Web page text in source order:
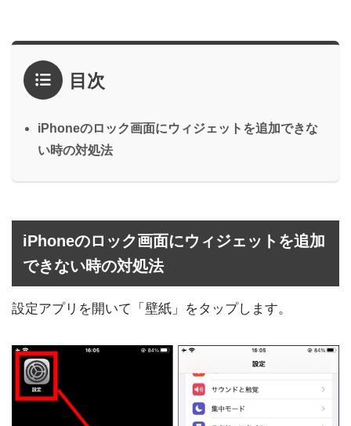
目次
iPhoneのロック画面にウィジェットを追加できな
い時の対処法
iPhoneのロック画面にウィジェットを追加
できない時の対処法
設定アプリを開いて「壁紙」をタップします。